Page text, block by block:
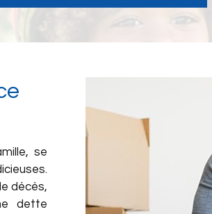
se
décès,
dette